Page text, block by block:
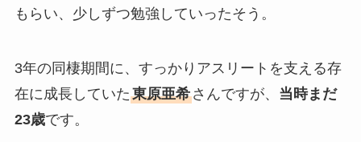
もらい、少しずつ勉強していったそう。
3年の同棲期間に、すっかりアスリートを支える存
在に成長していた東原亜希さんですが、 当時まだ
23歳です。